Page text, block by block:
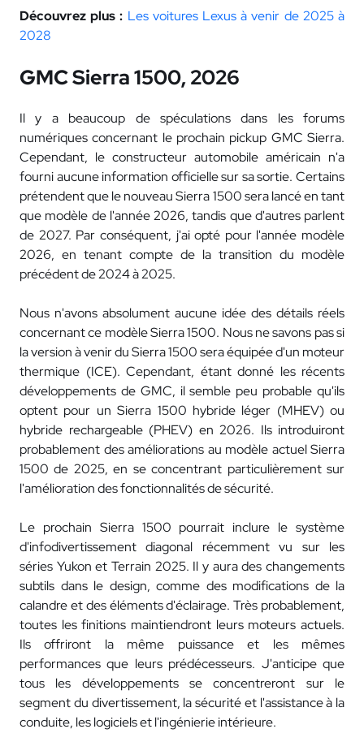
Découvrez plus : Les voitures Lexus à venir de 2025 à
2028
GMC Sierra 1500, 2026
Il y a beaucoup de spéculations dans les forums
numériques concernant le prochain pickup GMC Sierra.
Cependant, le constructeur automobile américain n'a
fourni aucune information officielle sur sa sortie. Certains
prétendent que le nouveau Sierra 1500 sera lancé en tant
que modèle de l'année 2026, tandis que d'autres parlent
de 2027. Par conséquent, j'ai opté pour l'année modèle
2026, en tenant compte de la transition du modèle
précédent de 2024 à 2025.
Nous n'avons absolument aucune idée des détails réels
concernant ce modèle Sierra 1500. Nous ne savons pas si
la version à venir du Sierra 1500 sera équipée d'un moteur
thermique (ICE). Cependant, étant donné les récents
développements de GMC, il semble peu probable qu'ils
optent pour un Sierra 1500 hybride léger (MHEV) ou
hybride rechargeable (PHEV) en 2026. Ils introduiront
probablement des améliorations au modèle actuel Sierra
1500 de 2025, en se concentrant particulièrement sur
l'amélioration des fonctionnalités de sécurité.
Le prochain Sierra 1500 pourrait inclure le système
d'infodivertissement diagonal récemment vu sur les
séries Yukon et Terrain 2025. Il y aura des changements
subtils dans le design, comme des modifications de la
calandre et des éléments d'éclairage. Très probablement,
toutes les finitions maintiendront leurs moteurs actuels.
Ils offriront la même puissance et les mêmes
performances que leurs prédécesseurs. J'anticipe que
tous les développements se concentreront sur le
segment du divertissement, la sécurité et l'assistance à la
conduite, les logiciels et l'ingénierie intérieure.